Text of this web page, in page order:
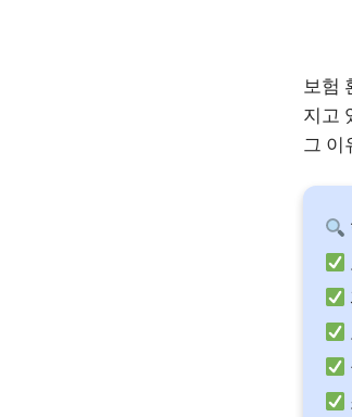
보험
지고
그 이